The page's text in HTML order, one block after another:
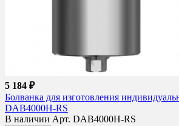
5 184 ₽
Болванка для изготовления
DAB4000H-RS
В наличии Арт. DAB4000H-RS